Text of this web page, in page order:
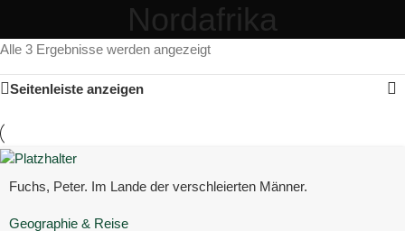
Nordafrika
Alle 3 Ergebnisse werden angezeigt
Seitenleiste anzeigen
Fuchs, Peter. Im Lande der verschleierten Männer.
Geographie & Reise